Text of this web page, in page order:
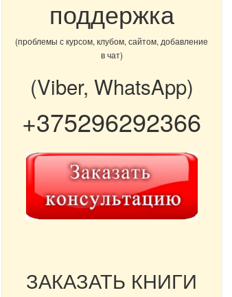
поддержка
(проблемы с курсом, клубом, сайтом, добавление
в чат)
(Viber, WhatsApp)
+375296292366
ЗАКАЗАТЬ КНИГИ